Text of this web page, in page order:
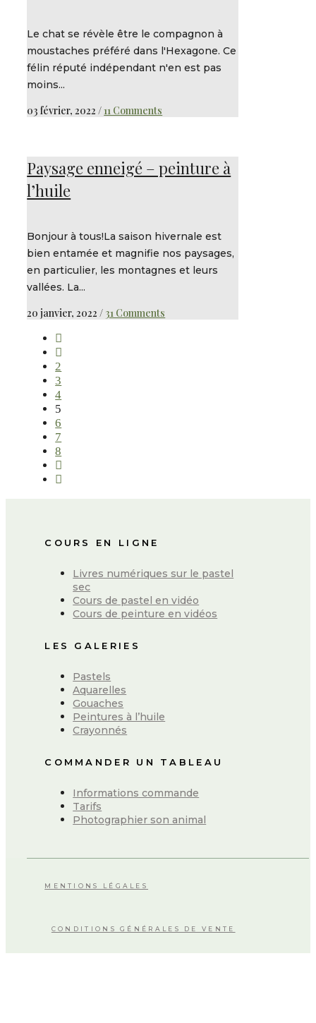
Le chat se révèle être le compagnon à
moustaches préféré dans l'Hexagone. Ce
félin réputé indépendant n'en est pas
moins...
03 février, 2022 /11 Comments
Paysage enneigé – peinture à
l’huile
Bonjour à tous!La saison hivernale est
bien entamée et magnifie nos paysages,
en particulier, les montagnes et leurs
vallées. La...
20 janvier, 2022 / 31 Comments
2
3
4
5
6
7
8
COURS EN LIGNE
Livres numériques sur le pastel
sec
Cours de pastel en vidéo
Cours de peinture en vidéos
LES GALERIES
Pastels
Aquarelles
Gouaches
Peintures à l’huile
Crayonnés
COMMANDER UN TABLEAU
Informations commande
Tarifs
Photographier son animal
MENTIONS LÉGALES
CONDITIONS GÉNÉRALES DE VENTE